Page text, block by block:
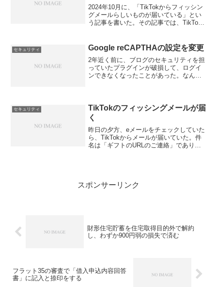
2024年10月に、「TikTokからフィッシン
グメールらしいものが届いている」とい
う記事を書いた。その記事では、TikTok
たのは@email.tikto...
セキュリティ Google reCAPTHAの設定を変更
2年近く前に、ブログのセキュリティを担
っていたプラグインが破損して、ログイ
ンできなくなったことがあった。なんと
使え...
セキュリティ
TikTokのフィッシングメールが届
く
昨日の夕方、eメールをチェックしていた
ら、TikTokからメールが届いていた。件
名は「ギフトのURLのご連絡」であり、
スポンサーリンク
財形住宅貯蓄を住宅取得目的外で解約
し、わずか900円弱の損失で済む
フラット35の審査で「借入申込内容回答
書」に記入と捺印をする